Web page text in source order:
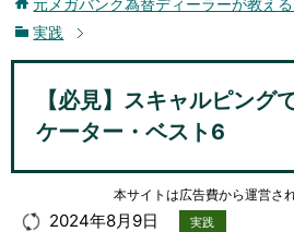
元メガバンク為替ディーラーが教え
実践
【必見】スキャルピング
ケーター・ベスト6
本サイトは広告費から運営さ
2024年8月9日 実践